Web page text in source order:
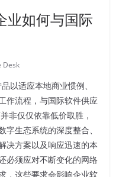
业如何与国际
Desk
以适应本地商业惯例、
作流程，与国际软件供应
非仅仅依靠低价取胜，
生态系统的深度整合、
决方案以及响应迅速的本
必须应对不断变化的网络
，这些要求会影响企业软